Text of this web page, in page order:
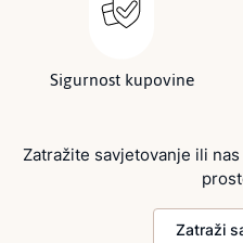
Sigurnost kupovine
Zatražite savjetovanje ili
Zatraži